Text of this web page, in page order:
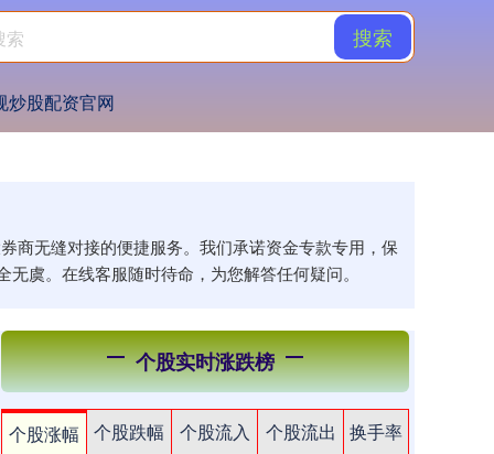
搜索
炒股配资官网
商无缝对接的便捷服务。我们承诺资金专款专用，保
虞。在线客服随时待命，为您解答任何疑问。
个股实时涨跌榜
个股涨幅 个股跌幅 个股流入 个股流出
换手率